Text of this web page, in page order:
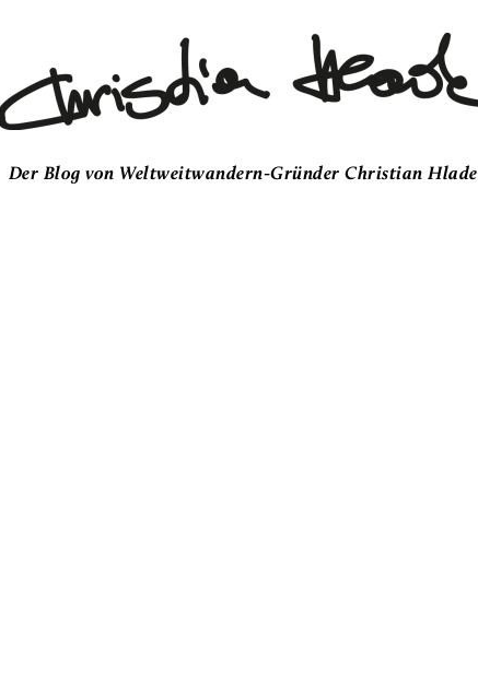
Der Blog von Weltweitwandern-Gründer Christian Hlade